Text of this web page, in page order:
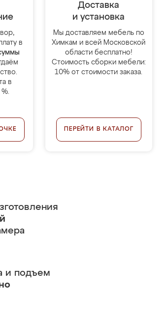
в
в
Доставка
и установка
Мы доставляем мебель по
Химкам и всей Московской
области бесплатно!
Стоимость сборки мебели:
10% от стоимости заказа.
ПЕРЕЙТИ В КАТАЛОГ
и подъем